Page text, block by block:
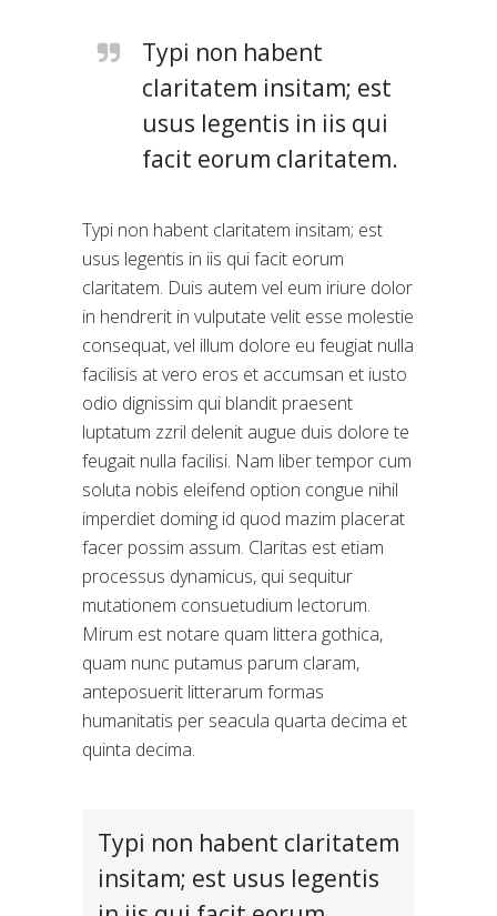
Typi non habent
claritatem insitam; est
usus legentis in iis qui
facit eorum claritatem.
Typi non habent claritatem insitam; est
usus legentis in iis qui facit eorum
claritatem. Duis autem vel eum iriure dolor
in hendrerit in vulputate velit esse molestie
consequat, vel illum dolore eu feugiat nulla
facilisis at vero eros et accumsan et iusto
odio dignissim qui blandit praesent
luptatum zzril delenit augue duis dolore te
feugait nulla facilisi. Nam liber tempor cum
soluta nobis eleifend option congue nihil
imperdiet doming id quod mazim placerat
facer possim assum. Claritas est etiam
processus dynamicus, qui sequitur
mutationem consuetudium lectorum.
Mirum est notare quam littera gothica,
quam nunc putamus parum claram,
anteposuerit litterarum formas
humanitatis per seacula quarta decima et
quinta decima.
Typi non habent claritatem
insitam; est usus legentis